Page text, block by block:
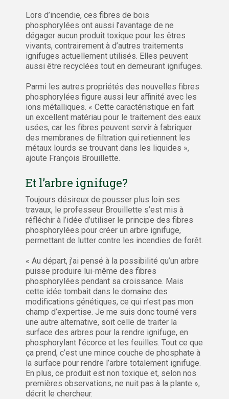
Lors d’incendie, ces fibres de bois
phosphorylées ont aussi l’avantage de ne
dégager aucun produit toxique pour les êtres
vivants, contrairement à d’autres traitements
ignifuges actuellement utilisés. Elles peuvent
aussi être recyclées tout en demeurant ignifuges.
Parmi les autres propriétés des nouvelles fibres
phosphorylées figure aussi leur affinité avec les
ions métalliques. « Cette caractéristique en fait
un excellent matériau pour le traitement des eaux
usées, car les fibres peuvent servir à fabriquer
des membranes de filtration qui retiennent les
métaux lourds se trouvant dans les liquides »,
ajoute François Brouillette.
Et l’arbre ignifuge?
Toujours désireux de pousser plus loin ses
travaux, le professeur Brouillette s’est mis à
réfléchir à l’idée d’utiliser le principe des fibres
phosphorylées pour créer un arbre ignifuge,
permettant de lutter contre les incendies de forêt.
« Au départ, j’ai pensé à la possibilité qu’un arbre
puisse produire lui-même des fibres
phosphorylées pendant sa croissance. Mais
cette idée tombait dans le domaine des
modifications génétiques, ce qui n’est pas mon
champ d’expertise. Je me suis donc tourné vers
une autre alternative, soit celle de traiter la
surface des arbres pour la rendre ignifuge, en
phosphorylant l’écorce et les feuilles. Tout ce que
ça prend, c’est une mince couche de phosphate à
la surface pour rendre l’arbre totalement ignifuge.
En plus, ce produit est non toxique et, selon nos
premières observations, ne nuit pas à la plante »,
décrit le chercheur.